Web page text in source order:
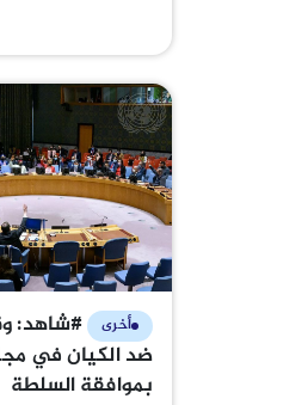
أخرى
#شاهد:
ضد الكيان في
بموافقة السلطة